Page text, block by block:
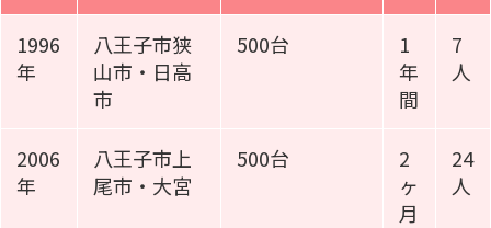
1996
年
八王子市狭
山市・日高
市
500台
1
年
間
7
人
2006
年
八王子市上
尾市・大宮
500台
2
ヶ
月
24
人